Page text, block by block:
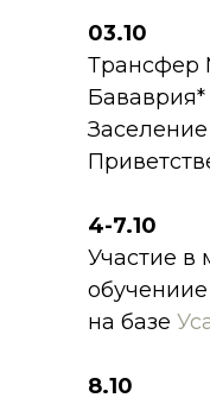
03.10
Трансфер
Бававрия*
4-7.10
Участие в
на базе
8.10